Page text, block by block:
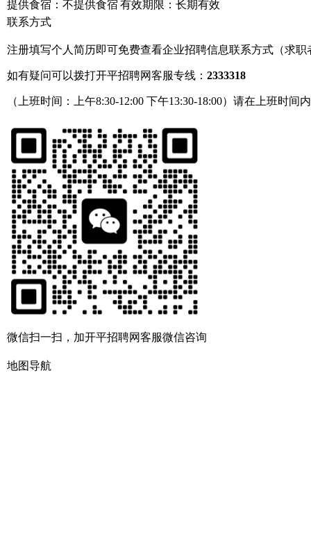
提供食宿：不提供食宿 有效期限：长期有效
联系方式
注册填写个人简历即可免费查看企业招聘信息联系方式（求
如有疑问可以拨打开平招聘网客服专线： 2333318
（上班时间：上午8:30-12:00 下午13:30-18:00）请在上班时间
微信扫一扫，加开平招聘网客服微信咨询
地图导航